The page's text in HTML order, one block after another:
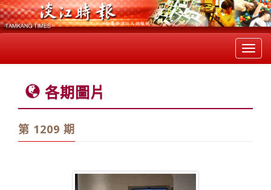
各期圖片
第 1209 期